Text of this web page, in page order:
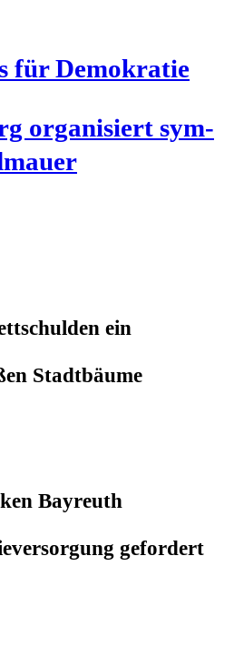
für Demokratie
orga­ni­siert sym­
ein
Stadtbäume
Bayreuth
gefordert